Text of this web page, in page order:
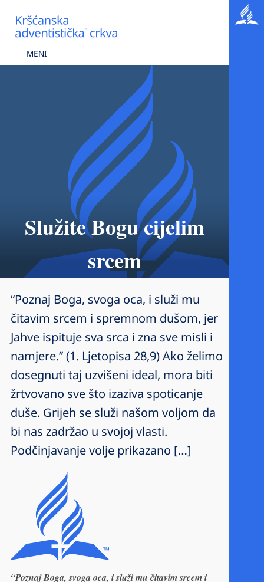
MENI
Služite Bogu cijelim
srcem
“Poznaj Boga, svoga oca, i služi mu
čitavim srcem i spremnom dušom, jer
Jahve ispituje sva srca i zna sve misli i
namjere.” (1. Ljetopisa 28,9) Ako želimo
dosegnuti taj uzvišeni ideal, mora biti
žrtvovano sve što izaziva spoticanje
duše. Grijeh se služi našom voljom da
bi nas zadržao u svojoj vlasti.
Podčinjavanje volje prikazano […]
“Poznaj Boga, svoga oca, i služi mu čitavim srcem i